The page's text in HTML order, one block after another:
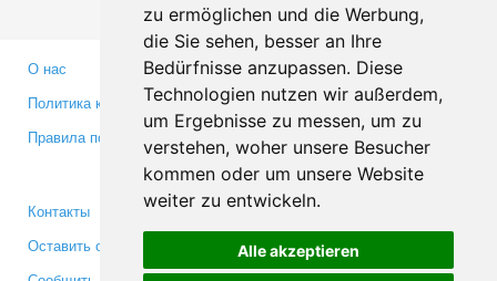
zu ermöglichen und die Werbung,
die Sie sehen, besser an Ihre
Bedürfnisse anzupassen. Diese
Technologien nutzen wir außerdem,
um Ergebnisse zu messen, um zu
verstehen, woher unsere Besucher
kommen oder um unsere Website
weiter zu entwickeln.
Alle akzeptieren
О нас
Политика конфиденциальности
Правила пользования
Партнерам
Инвесторам
Медиа
Контакты
Оставить отзыв
Facebook
Twitter